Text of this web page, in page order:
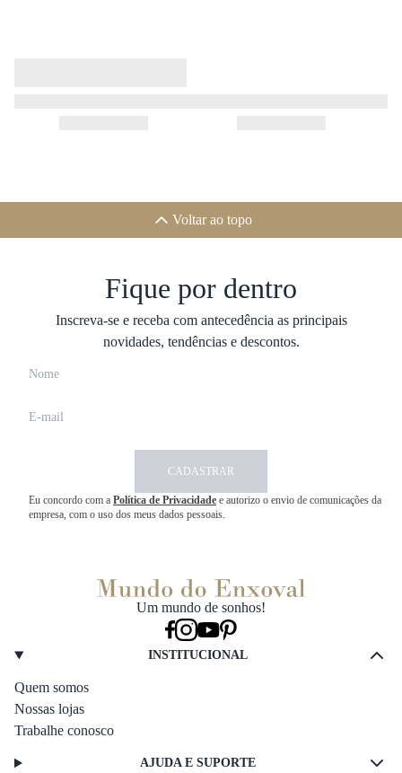
Voltar ao topo
Fique por dentro
Inscreva-se e receba com antecedência as principais
novidades, tendências e descontos.
CADASTRAR
Eu concordo com a Política de Privacidade e autorizo o envio de comunicações da
empresa, com o uso dos meus dados pessoais.
Um mundo de sonhos!
INSTITUCIONAL
Quem somos
Nossas lojas
Trabalhe conosco
AJUDA E SUPORTE